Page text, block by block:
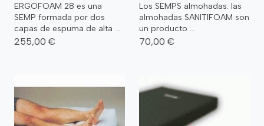
ERGOFOAM 28 es una
SEMP formada por dos
capas de espuma de alta ...
255,00 €
Los SEMPS almohadas: las
almohadas SANITIFOAM son
un producto ...
70,00 €